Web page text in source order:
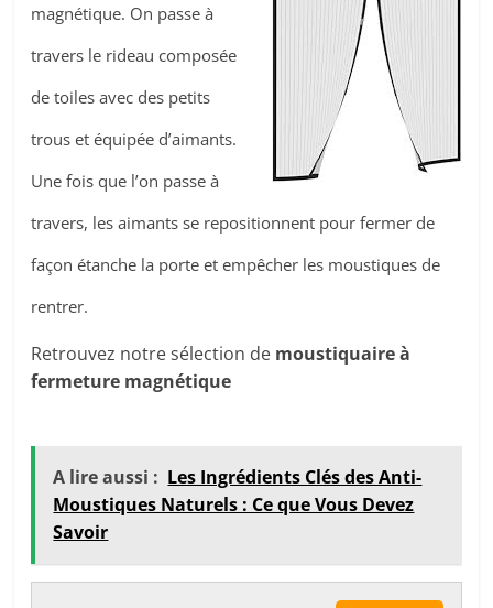
magnétique. On passe à
travers le rideau composée
de toiles avec des petits
trous et équipée d’aimants.
Une fois que l’on passe à
travers, les aimants se repositionnent pour fermer de
façon étanche la porte et empêcher les moustiques de
rentrer.
Retrouvez notre sélection de moustiquaire à
fermeture magnétique
A lire aussi : Les Ingrédients Clés des Anti-
Moustiques Naturels : Ce que Vous Devez
Savoir